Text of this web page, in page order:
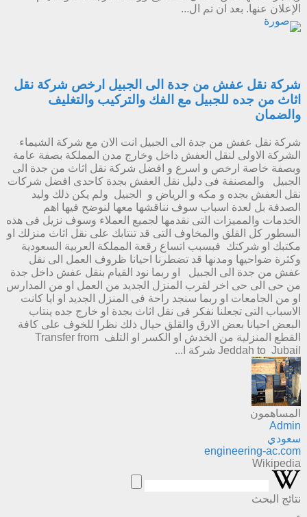
الإعلان عنها. بعد ان تم ال...
شركة نقل عفش من جدة الى الجبيل ارخص شركة نقل
اثاث من جده للجبيل مع الفك والتركيب والتغليف
والضمان
شركة نقل عفش من جدة الى الجبيل انت الان مع شركة الشيماء
الشركة الاولى لنقل العفش داخل وخارج مدن المملكة بصفة عامة
وبصفة خاصة ارخص و اسرع و افضل شركة نقل اثاث من جدة الى
الجبيل والمصنفة فى دليل نقل العفش بجدة كاحدى افضل شركات
نقل العفش بجده و مكه و الرياض و الجبيل ولم يكن ذلك وليد
الصدفة بل لعدة اسباب سوف نناقشها معها لنوضح فيها اهم
الخدمات والمميزات التى نقدمها لجميع العملاء وسوف نزيل فى هذه
السطور كل القلق والمخاوف التى قد تنتابك على نقل اثاث منزلك او
مكتبك او شركتك فبسبب اتساع رقعة المملكة العربية السعودية
وكثرة ضواحيها ومدنها قد تضطرنا احيانا ظروف العمل الى نقل
عفش من جدة الى الجبيل او ربما نود القيام بنقل عفش داخل جدة
من حى الى حى اخر لقرب المنزل الجديد من العمل او من المدارس
او من الجامعات او ربما سنجد راحة فى المنزل الجديد او ايا كانت
الاسباب التى تجعلنا نفكر فى نقل اثاث بجدة او خارج جده ينتاب
البعض احيانا بعض الارق والقلق حيال ذلك نظرا للخوف على كافة
القطع المنزلية من الخدش او الكسر او التلف Transfer from
Jeddah to Jubail شركة ا...
المساهمون
Admin
سعودي
engineering-ac.com
Wikipedia
نتائج البحث